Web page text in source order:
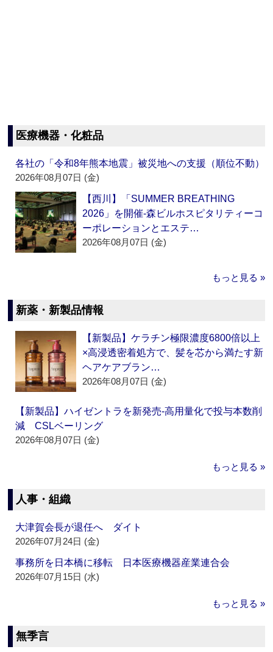
医療機器・化粧品
各社の「令和8年熊本地震」被災地への支援（順位不動）
2026年08月07日 (金)
【西川】「SUMMER BREATHING
2026」を開催‐森ビルホスピタリティーコ
ーポレーションとエステ…
2026年08月07日 (金)
もっと見る »
新薬・新製品情報
【新製品】ケラチン極限濃度6800倍以上
×高浸透密着処方で、髪を芯から満たす新
ヘアケアブラン…
2026年08月07日 (金)
【新製品】ハイゼントラを新発売‐高用量化で投与本数削
減 CSLベーリング
2026年08月07日 (金)
もっと見る »
人事・組織
大津賀会長が退任へ ダイト
2026年07月24日 (金)
事務所を日本橋に移転 日本医療機器産業連合会
2026年07月15日 (水)
もっと見る »
無季言